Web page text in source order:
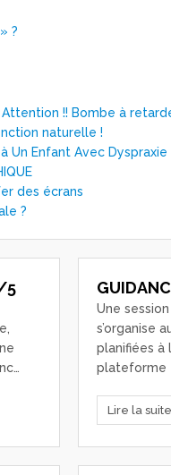
?
!! Bombe à
naturelle !
Un Enfant Avec Dyspraxie
des écrans
?
5
Une
s’organise
planifiées à
plateforme
Lire la suite